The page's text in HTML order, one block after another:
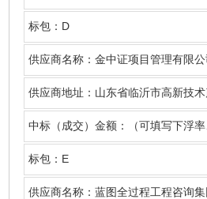
标包： D
供应商名称：金中证项目管理有限公
供应商地址：山东省临沂市高新技
中标（成交）金额：（可填写下浮率
标包： E
供应商名称：蓝图全过程工程咨询集